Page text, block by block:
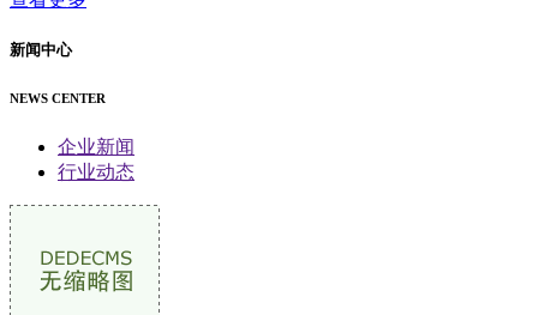
新闻中心
NEWS CENTER
企业新闻
行业动态